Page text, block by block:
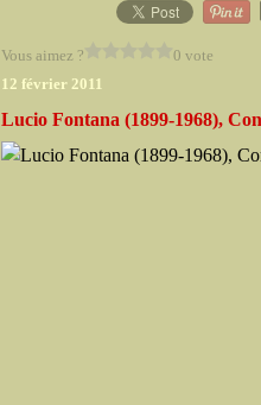
Vous aimez ?
0 vote
12 février 2011
Lucio Fontana (1899-1968),